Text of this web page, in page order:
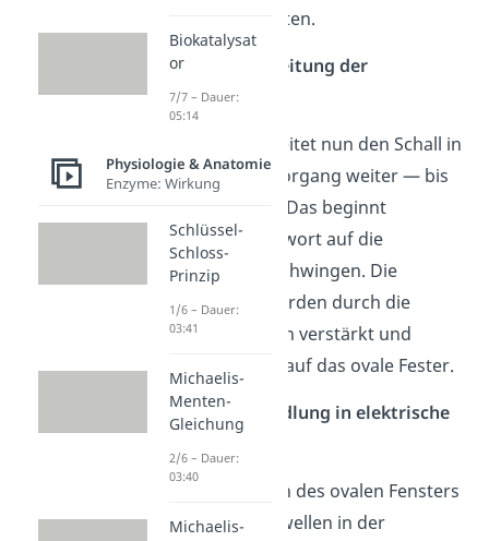
von oben oder unten.
Schritt 2: Weiterleitung der
Schallwellen
Die Ohrmuschel leitet nun den Schall in
den äußeren Gehörgang weiter — bis
zum Trommelfell. Das beginnt
daraufhin als ‚Antwort auf die
Schallwellen‘ zu schwingen. Die
Schwingungen werden durch die
Gehörknöchelchen verstärkt und
treffen daraufhin auf das ovale Fester.
Schritt 3: Umwandlung in elektrische
Die Schwingungen des ovalen Fensters
sorgen für Druckwellen in der
Biokatalysat
or
7/7 – Dauer:
05:14
Physiologie & Anatomie
Enzyme: Wirkung
Schlüssel-
Schloss-
Prinzip
1/6 – Dauer:
03:41
Michaelis-
Menten-
Gleichung
2/6 – Dauer:
03:40
Michaelis-